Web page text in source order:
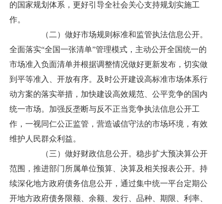
的国家规划体系，更好引导全社会关心支持规划实施工
作。
（二）做好市场规则标准和监管执法信息公开。
全面落实“全国一张清单”管理模式，主动公开全国统一的
市场准入负面清单并根据调整情况做好更新发布，切实做
到平等准入、开放有序。及时公开建设高标准市场体系行
动方案的落实举措，加快建设高效规范、公平竞争的国内
统一市场。加强反垄断与反不正当竞争执法信息公开工
作，一视同仁公正监管，营造诚信守法的市场环境，有效
维护人民群众利益。
（三）做好财政信息公开。稳步扩大预决算公开
范围，推进部门所属单位预算、决算及相关报表公开。持
续深化地方政府债务信息公开，通过集中统一平台定期公
开地方政府债务限额、余额、发行、品种、期限、利率、